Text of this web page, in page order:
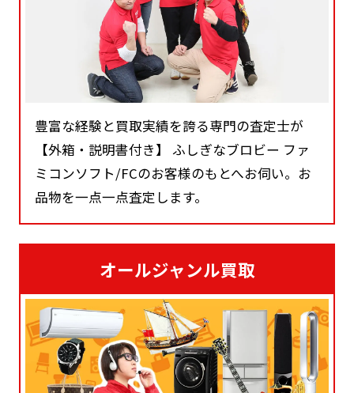
豊富な経験と買取実績を誇る専門の査定士が
【外箱・説明書付き】 ふしぎなブロビー ファ
ミコンソフト/FCのお客様のもとへお伺い。お
品物を一点一点査定します。
オールジャンル買取